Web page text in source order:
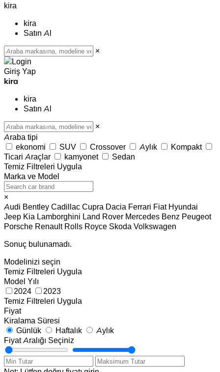
kira
kira
Satın Al
×
Giriş Yap
kira
kira
Satın Al
×
Araba tipi
ekonomi
SUV Crossover Aylık
Kompakt
Ticari Araçlar
kamyonet
Sedan
Temiz Filtreleri Uygula
Marka ve Model
×
Audi Bentley Cadillac Cupra Dacia Ferrari Fiat Hyundai
Jeep Kia Lamborghini Land Rover Mercedes Benz Peugeot
Porsche Renault Rolls Royce Skoda Volkswagen
Sonuç bulunamadı.
Modelinizi seçin
Temiz Filtreleri Uygula
Model Yılı
2024
2023
Temiz Filtreleri Uygula
Fiyat
Kiralama Süresi
Günlük
Haftalık
Aylık
Fiyat Aralığı Seçiniz